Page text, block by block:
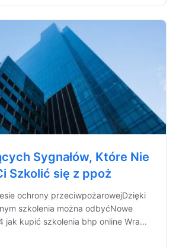
Sygnałów, Które Nie
Szkolić się z ppoż
ochrony przeciwpożarowejDzięki
szkolenia można odbyćNowe
jak kupić szkolenia bhp online Wra...